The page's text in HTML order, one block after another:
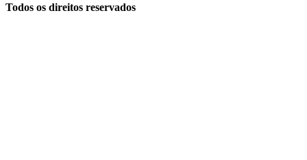
Todos os direitos reservados